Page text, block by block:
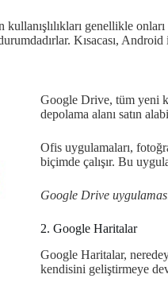
kullanışlılıkları genellikle
Kısacası,
Google Drive, tüm yeni
depolama alanı satın
Ofis uygulamaları,
biçimde çalışır. Bu
Google Drive
2. Google Haritalar
Google Haritalar,
kendisini geliştirmeye